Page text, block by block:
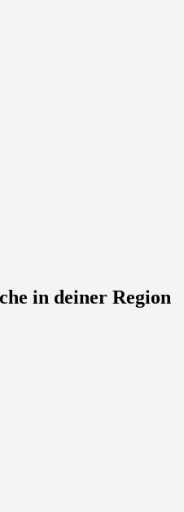
in deiner Region